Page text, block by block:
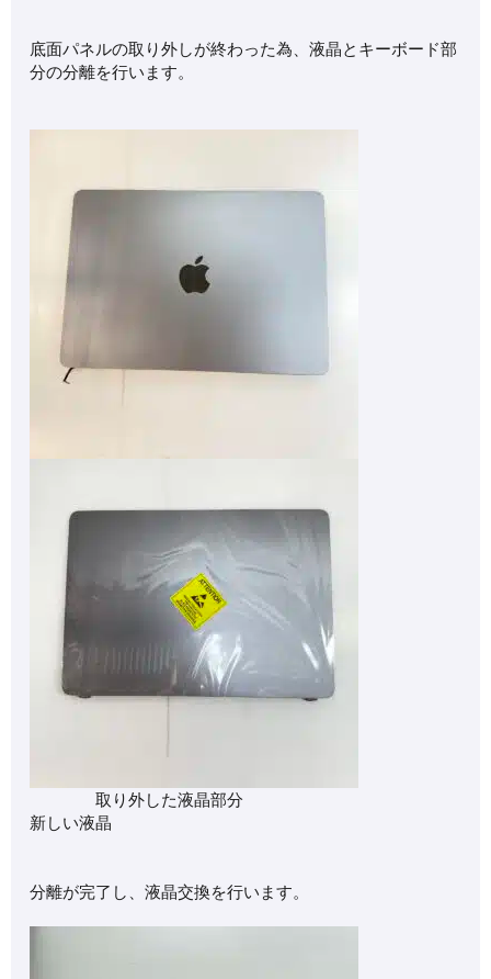
底面パネルの取り外しが終わった為、液晶とキーボード部
分の分離を行います。
取り外した液晶部分
新しい液晶
分離が完了し、液晶交換を行います。